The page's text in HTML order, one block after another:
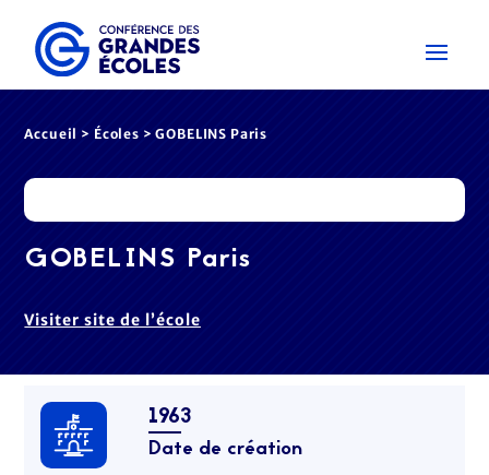
Accueil > Écoles > GOBELINS Paris
GOBELINS Paris
Visiter site de l’école
1963
Date de création